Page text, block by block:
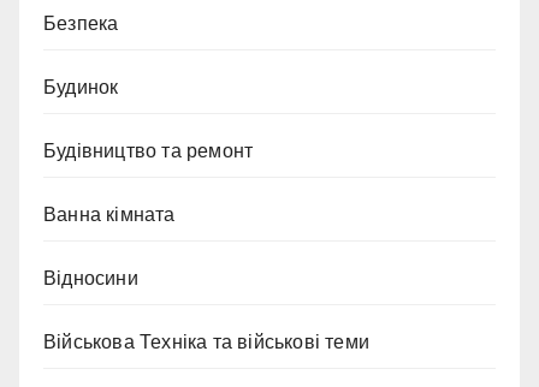
Безпека
Будинок
Будівництво та ремонт
Ванна кімната
Відносини
Військова Техніка та військові теми